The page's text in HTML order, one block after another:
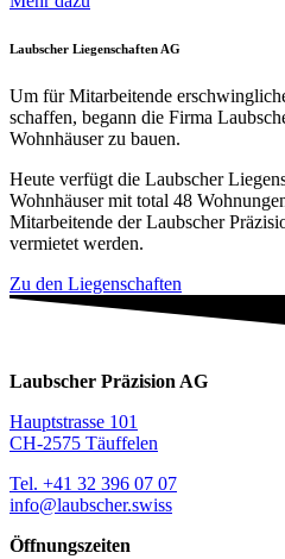
Laubscher Liegenschaften AG
Um für Mitarbeitende
schaffen, begann die Firma
Wohnhäuser zu bauen.
Heute verfügt die Laubscher
Wohnhäuser mit total 48
Mitarbeitende der Laubscher
vermietet werden.
Zu den Liegenschaften
Laubscher Präzision AG
Hauptstrasse 101
CH-2575 Täuffelen
Tel. +41 32 396 07 07
info@laubscher.swiss
Öffnungszeiten